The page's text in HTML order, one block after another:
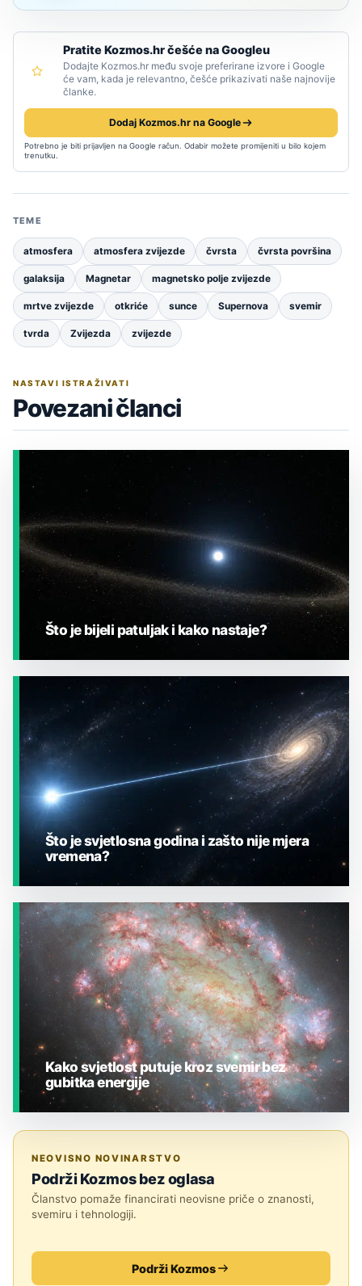
Pratite Kozmos.hr češće na Googleu
Dodajte Kozmos.hr među svoje preferirane izvore i Google
će vam, kada je relevantno, češće prikazivati naše najnovije
članke.
Dodaj Kozmos.hr na Google
Potrebno je biti prijavljen na Google račun. Odabir možete promijeniti u bilo kojem
trenutku.
TEME
atmosfera atmosfera zvijezde čvrsta čvrsta površina
galaksija Magnetar magnetsko polje zvijezde
mrtve zvijezde otkriće sunce Supernova svemir
tvrda Zvijezda zvijezde
NASTAVI ISTRAŽIVATI
Povezani članci
JESTE LI ZNALI?
Što je bijeli patuljak i kako nastaje?
JESTE LI ZNALI?
Što je svjetlosna godina i zašto nije mjera
vremena?
Kako svjetlost putuje kroz svemir bez
gubitka energije
NEOVISNO NOVINARSTVO
Podrži Kozmos bez oglasa
Članstvo pomaže financirati neovisne priče o znanosti,
svemiru i tehnologiji.
Podrži Kozmos